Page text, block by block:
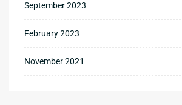
September 2023
February 2023
November 2021